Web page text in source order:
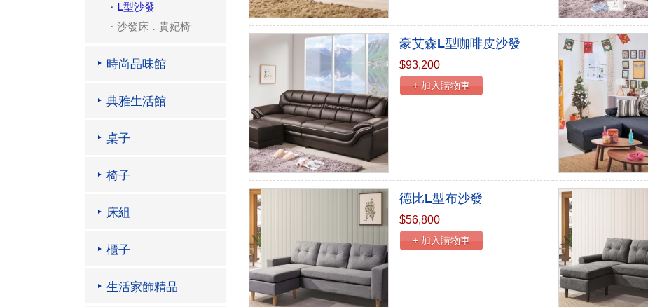
L型沙發
沙發床．貴妃椅
時尚品味館
典雅生活館
桌子
椅子
床組
櫃子
生活家飾精品
豪艾森L型咖啡皮沙發
$93,200
+ 加入購物車
德比L型布沙發
$56,800
+ 加入購物車